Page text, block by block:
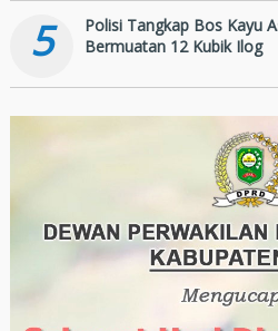
5
Polisi Tangkap Bos Kayu
Bermuatan 12 Kubik Ilog